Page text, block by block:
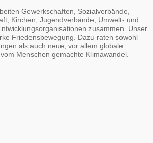
Gewerkschaften, Sozialverbände,
Kirchen, Jugendverbände, Umwelt- und
zusammen. Unser
Friedensbewegung. Dazu raten sowohl
als auch neue, vor allem globale
Menschen gemachte Klimawandel.